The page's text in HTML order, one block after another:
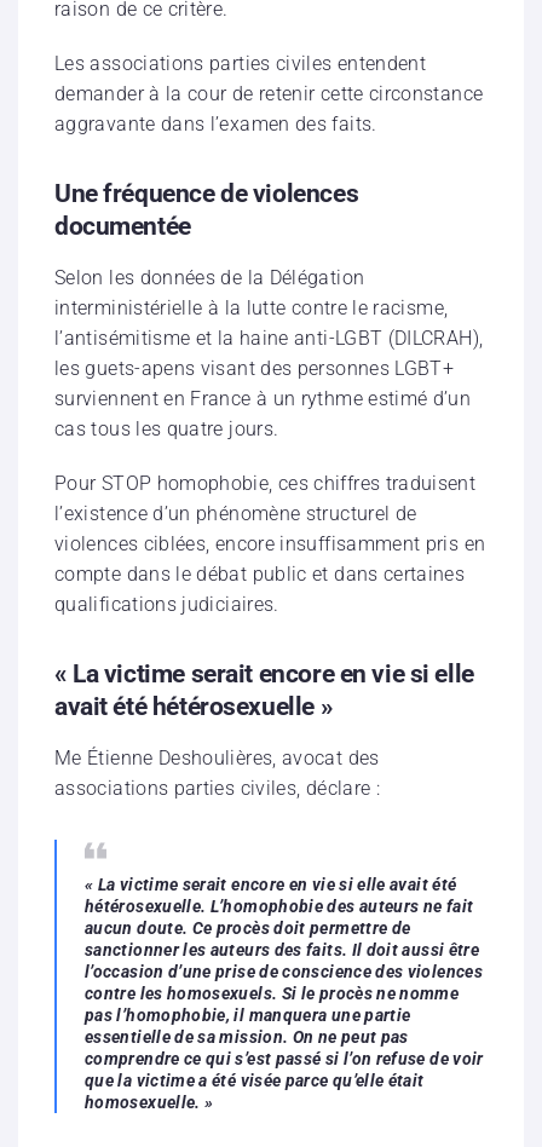
raison de ce critère.
Les associations parties civiles entendent
demander à la cour de retenir cette circonstance
aggravante dans l’examen des faits.
Une fréquence de violences
documentée
Selon les données de la Délégation
interministérielle à la lutte contre le racisme,
l’antisémitisme et la haine anti-LGBT (DILCRAH),
les guets-apens visant des personnes LGBT+
surviennent en France à un rythme estimé d’un
cas tous les quatre jours.
Pour STOP homophobie, ces chiffres traduisent
l’existence d’un phénomène structurel de
violences ciblées, encore insuffisamment pris en
compte dans le débat public et dans certaines
qualifications judiciaires.
« La victime serait encore en vie si elle
avait été hétérosexuelle »
Me Étienne Deshoulières, avocat des
associations parties civiles, déclare :
« La victime serait encore en vie si elle avait été
hétérosexuelle. L’homophobie des auteurs ne fait
aucun doute. Ce procès doit permettre de
sanctionner les auteurs des faits. Il doit aussi être
l’occasion d’une prise de conscience des violences
contre les homosexuels. Si le procès ne nomme
pas l’homophobie, il manquera une partie
essentielle de sa mission. On ne peut pas
comprendre ce qui s’est passé si l’on refuse de voir
que la victime a été visée parce qu’elle était
homosexuelle. »